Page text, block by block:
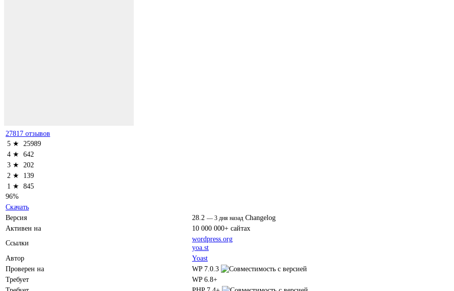
27817 отзывов
5 ★
25989
4 ★ 642
3 ★
202
2 ★
139
1 ★ 845
96%
Скачать
Версия
28.2 — 3 дня назад Changelog
Активен на
10 000 000+ сайтах
Ссылки
wordpress.org
yoa.st
Автор
Yoast
Проверен на
WP 7.0.3
Требует
WP 6.8+